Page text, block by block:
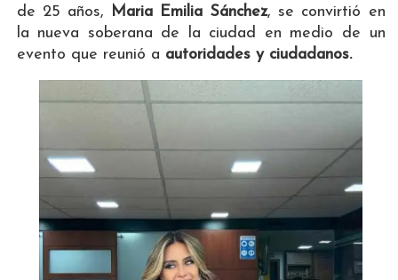
de 25 años,
Maria Emilia Sánchez, se convirtió en
la nueva soberana de la ciudad en medio de un
evento que reunió a autoridades y ciudadanos.